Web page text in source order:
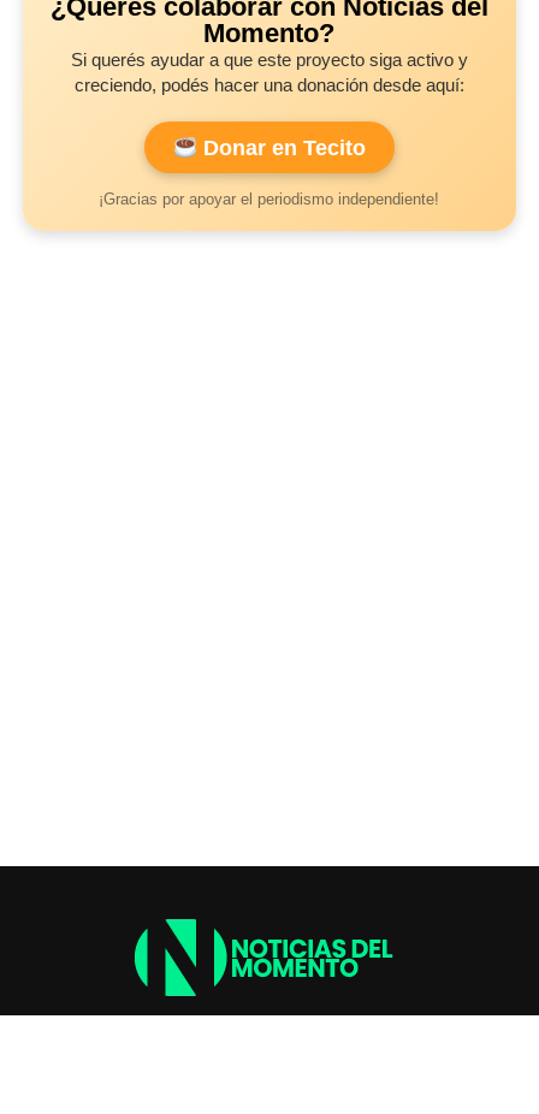
¿Querés colaborar con Noticias del
Momento?
Si querés ayudar a que este proyecto siga activo y
creciendo, podés hacer una donación desde aquí:
Donar en Tecito
¡Gracias por apoyar el periodismo independiente!